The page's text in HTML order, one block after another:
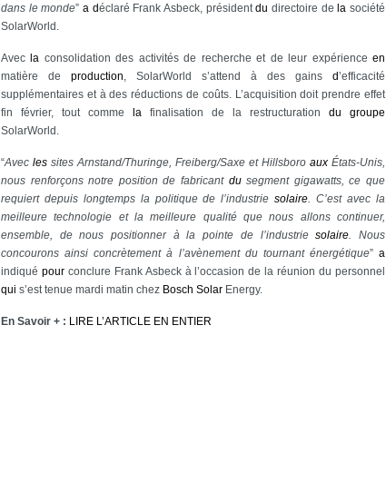
dans le monde”a déclaré Frank Asbeck, présidentdu directoire de la société
SolarWorld.
Avec la consolidation des activités de recherche et de leur expérienceen
matière de production, SolarWorld s’attend à des gains d’efficacité
supplémentaires et à des réductions de coûts. L’acquisition doit prendre effet
fin février, tout comme
la finalisation de la restructuration du
groupe
SolarWorld.
“Avec les sites Arnstand/Thuringe, Freiberg/Saxe et Hillsboro aux États-Unis,
nous renforçons notre position de fabricant dusegment gigawatts, ce que
requiert depuis longtemps la politique de l’industriesolaire. C’est avec la
meilleure technologie et la meilleure qualité que nous allons continuer,
ensemble, de nous positionner à la pointe de l’industriesolaire. Nous
concourons ainsi concrètement à l’avènement du tournant énergétique” a
indiqué pourconclure Frank Asbeck à l’occasion de la réunion du personnel
qui s’est tenue mardi matin chez Bosch Solar Energy.
En Savoir + : LIRE L’ARTICLE EN ENTIER